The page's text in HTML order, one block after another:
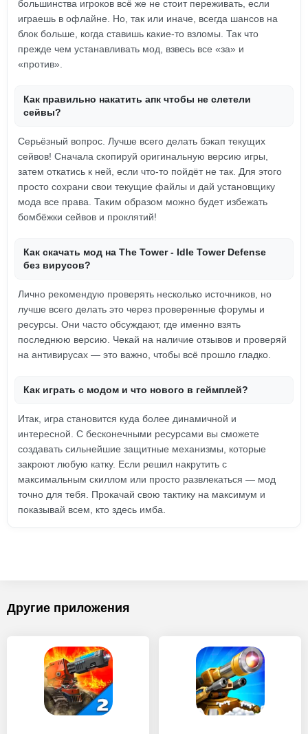
большинства игроков всё же не стоит переживать, если
играешь в офлайне. Но, так или иначе, всегда шансов на
блок больше, когда ставишь какие-то взломы. Так что
прежде чем устанавливать мод, взвесь все «за» и
«против».
Как правильно накатить апк чтобы не слетели
сейвы?
Серьёзный вопрос. Лучше всего делать бэкап текущих
сейвов! Сначала скопируй оригинальную версию игры,
затем откатись к ней, если что-то пойдёт не так. Для этого
просто сохрани свои текущие файлы и дай установщику
мода все права. Таким образом можно будет избежать
бомбёжки сейвов и проклятий!
Как скачать мод на The Tower - Idle Tower Defense
без вирусов?
Лично рекомендую проверять несколько источников, но
лучше всего делать это через проверенные форумы и
ресурсы. Они часто обсуждают, где именно взять
последнюю версию. Чекай на наличие отзывов и проверяй
на антивирусах — это важно, чтобы всё прошло гладко.
Как играть с модом и что нового в геймплей?
Итак, игра становится куда более динамичной и
интересной. С бесконечными ресурсами вы сможете
создавать сильнейшие защитные механизмы, которые
закроют любую катку. Если решил накрутить с
максимальным скиллом или просто развлекаться — мод
точно для тебя. Прокачай свою тактику на максимум и
показывай всем, кто здесь имба.
Другие приложения